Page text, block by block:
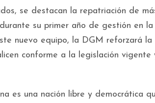
se destacan la repatriación de
su primer año de gestión en
nuevo equipo, la DGM reforzará
conforme a la legislación
es una nación libre y democrática